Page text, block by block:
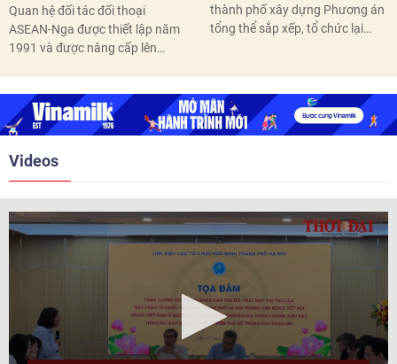
Quan hệ đối tác đối thoại
ASEAN-Nga được thiết lập năm
1991 và được nâng cấp lên
nghị Cấp cao vào các năm 2005,
2010, 2016, 2018, 2021.
thành phố xây dựng Phương án
tổng thể sắp xếp, tổ chức lại
Videos